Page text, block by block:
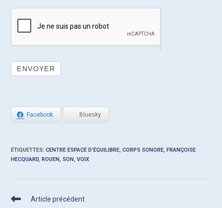
ENVOYER
Facebook Bluesky
ÉTIQUETTES:CENTRE ESPACE D'ÉQUILIBRE, CORPS SONORE, FRANÇOISE
HECQUARD, ROUEN, SON, VOIX
Read
Article précédent